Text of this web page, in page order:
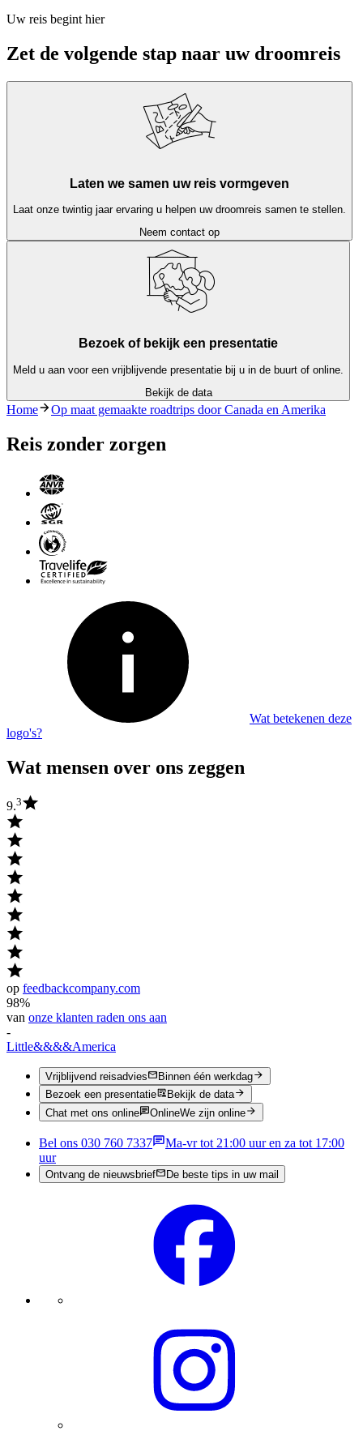
Uw reis begint hier
Zet de volgende stap naar uw droomreis
Laten we samen uw reis vormgeven
Laat onze twintig jaar ervaring u helpen uw droomreis samen te stellen.
Neem contact op
Bezoek of bekijk een presentatie
Meld u aan voor een vrijblijvende presentatie bij u in de buurt of online.
Bekijk de data
Home Op maat gemaakte roadtrips door Canada en Amerika
Reis zonder zorgen
Wat betekenen deze
logo's?
Wat mensen over ons zeggen
9.3
op feedbackcompany.com
98%
van onze klanten raden ons aan
-
Little&&&&America
Vrijblijvend reisadvies
Binnen één werkdag
Bezoek een presentatie
Bekijk de data
Chat met ons online
OnlineWe zijn online
Bel ons 030 760 7337
Ma-vr tot 21:00 uur en za tot 17:00
uur
Ontvang de nieuwsbrief De beste tips in uw mail